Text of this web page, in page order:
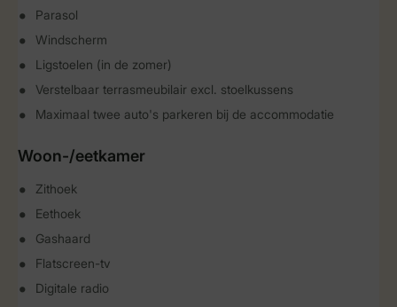
Parasol
Windscherm
Ligstoelen (in de zomer)
Verstelbaar terrasmeubilair excl. stoelkussens
Maximaal twee auto's parkeren bij de accommodatie
Woon-/eetkamer
Zithoek
Eethoek
Gashaard
Flatscreen-tv
Digitale radio